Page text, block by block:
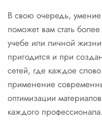
В свою очередь, умение
поможет вам стать
учебе или личной
пригодится и при
сетей, где каждое
применение
оптимизации
каждого профессионала.